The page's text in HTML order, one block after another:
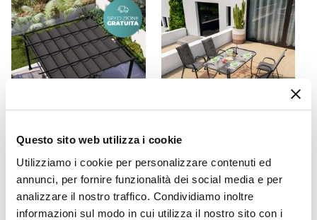
Questo sito web utilizza i cookie
Utilizziamo i cookie per personalizzare contenuti ed
annunci, per fornire funzionalità dei social media e per
analizzare il nostro traffico. Condividiamo inoltre
informazioni sul modo in cui utilizza il nostro sito con i
100 kg
Colore Struttura
Nero
Verniciatura
Verniciatura a polvere
Impilabile
Si
CODICE:
Gazebo 4x4 m in alluminio
antracite con tetto
scorrevole - Norris
Set pranzo tavolo 150x90
cm e 4 sedie con braccioli in
acciaio e textilene nero -
Ninfa